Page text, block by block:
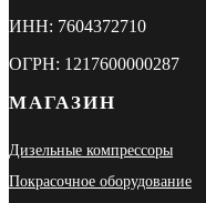
ИНН: 7604372710
ОГРН: 1217600000287
МАГАЗИН
Дизельные компрессоры
Покрасочное оборудование